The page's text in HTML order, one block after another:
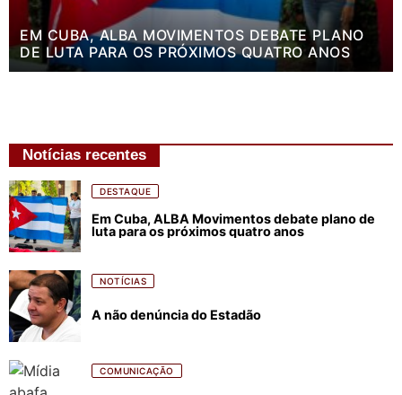
EM CUBA, ALBA MOVIMENTOS DEBATE PLANO
DE LUTA PARA OS PRÓXIMOS QUATRO ANOS
Notícias recentes
DESTAQUE
Em Cuba, ALBA Movimentos debate plano de
luta para os próximos quatro anos
NOTÍCIAS
A não denúncia do Estadão
COMUNICAÇÃO